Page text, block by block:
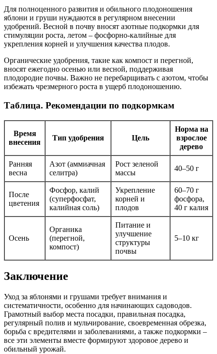
Для полноценного развития и обильного плодоношения
яблони и груши нуждаются в регулярном внесении
удобрений. Весной в почву вносят азотные подкормки для
стимуляции роста, летом – фосфорно-калийные для
укрепления корней и улучшения качества плодов.
Органические удобрения, такие как компост и перегной,
вносят ежегодно осенью или весной, поддерживая
плодородие почвы. Важно не перебарщивать с азотом, чтобы
избежать чрезмерного роста в ущерб плодоношению.
Таблица. Рекомендации по подкормкам
Время
внесения
Тип удобрения Цель
Норма на
взрослое
дерево
Ранняя
весна
Азот (аммиачная
селитра)
Рост зеленой
массы
40–50 г
После
цветения
Фосфор, калий
(суперфосфат,
калийная соль)
Укрепление
корней и
плодов
60–70 г
фосфора,
40 г калия
Осень
Органика
(перегной,
компост)
Питание и
улучшение
структуры
почвы
5–10 кг
Заключение
Уход за яблонями и грушами требует внимания и
систематичности, особенно для начинающих садоводов.
Грамотный выбор места посадки, правильная посадка,
регулярный полив и мульчирование, своевременная обрезка,
борьба с вредителями и заболеваниями, а также подкормки –
все эти элементы вместе формируют здоровое дерево и
обильный урожай.